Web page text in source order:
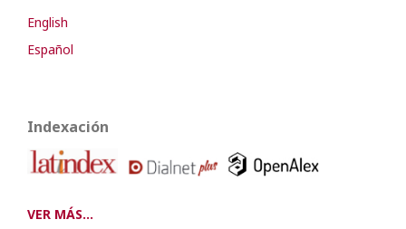
English
Español
Indexación
VER MÁS...